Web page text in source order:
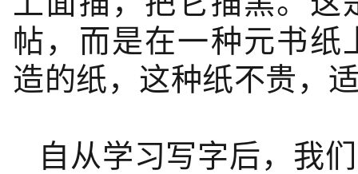
帖，而是在一种元书纸
造的纸，这种纸不贵，
自从学习写字后，我